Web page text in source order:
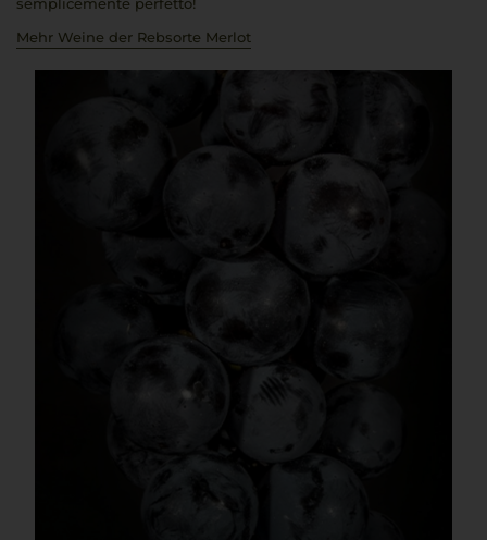
Mehr Weine der Rebsorte Merlot